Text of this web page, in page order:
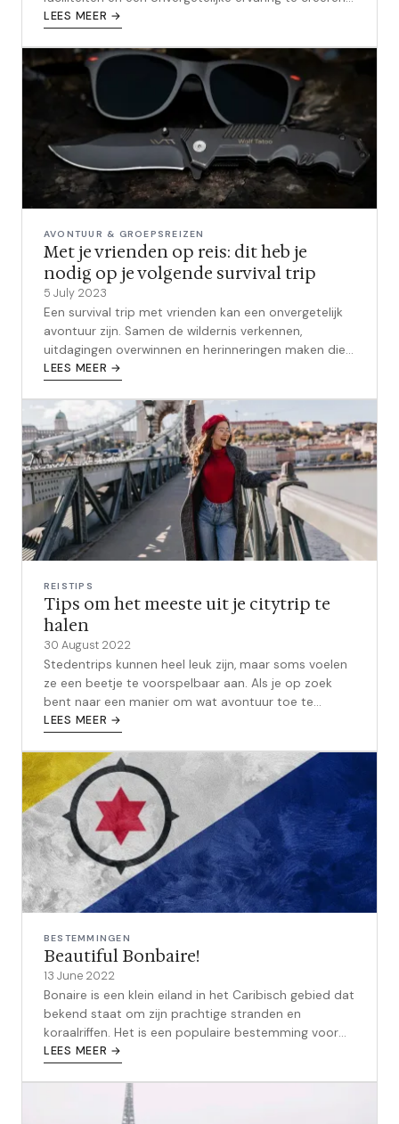
Het vinden van de perfecte bestemming...
LEES MEER →
AVONTUUR & GROEPSREIZEN
Met je vrienden op reis: dit heb je
nodig op je volgende survival trip
5 July 2023
Een survival trip met vrienden kan een onvergetelijk
avontuur zijn. Samen de wildernis verkennen,
uitdagingen overwinnen en herinneringen maken die
een leven lang meegaan. Maar om ...
LEES MEER →
REISTIPS
Tips om het meeste uit je citytrip te
halen
30 August 2022
Stedentrips kunnen heel leuk zijn, maar soms voelen
ze een beetje te voorspelbaar aan. Als je op zoek
bent naar een manier om wat avontuur toe te
voegen aan je volgende stedentrip,...
LEES MEER →
BESTEMMINGEN
Beautiful Bonbaire!
13 June 2022
Bonaire is een klein eiland in het Caribisch gebied dat
bekend staat om zijn prachtige stranden en
koraalriffen. Het is een populaire bestemming voor
duikers en snorkelaars, en bie...
LEES MEER →